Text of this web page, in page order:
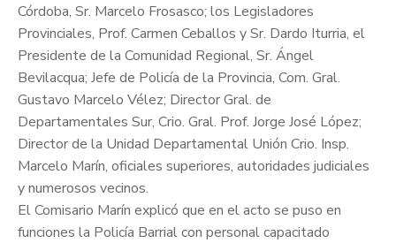
Córdoba, Sr. Marcelo Frosasco; los Legisladores
Provinciales, Prof. Carmen Ceballos y Sr. Dardo Iturria, el
Presidente de la Comunidad Regional, Sr. Ángel
Bevilacqua; Jefe de Policía de la Provincia, Com. Gral.
Gustavo Marcelo Vélez; Director Gral. de
Departamentales Sur, Crio. Gral. Prof. Jorge José López;
Director de la Unidad Departamental Unión Crio. Insp.
Marcelo Marín, oficiales superiores, autoridades judiciales
y numerosos vecinos.
El Comisario Marín explicó que en el acto se puso en
funciones la Policía Barrial con personal capacitado